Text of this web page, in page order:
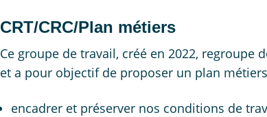
CRT/CRC/Plan métiers
Ce groupe de travail, créé en 2022, regroupe
et a pour objectif de proposer un plan
encadrer et préserver nos conditions de